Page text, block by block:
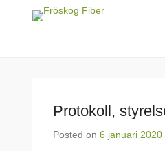
Protokoll,
Posted on 6 januari 2020